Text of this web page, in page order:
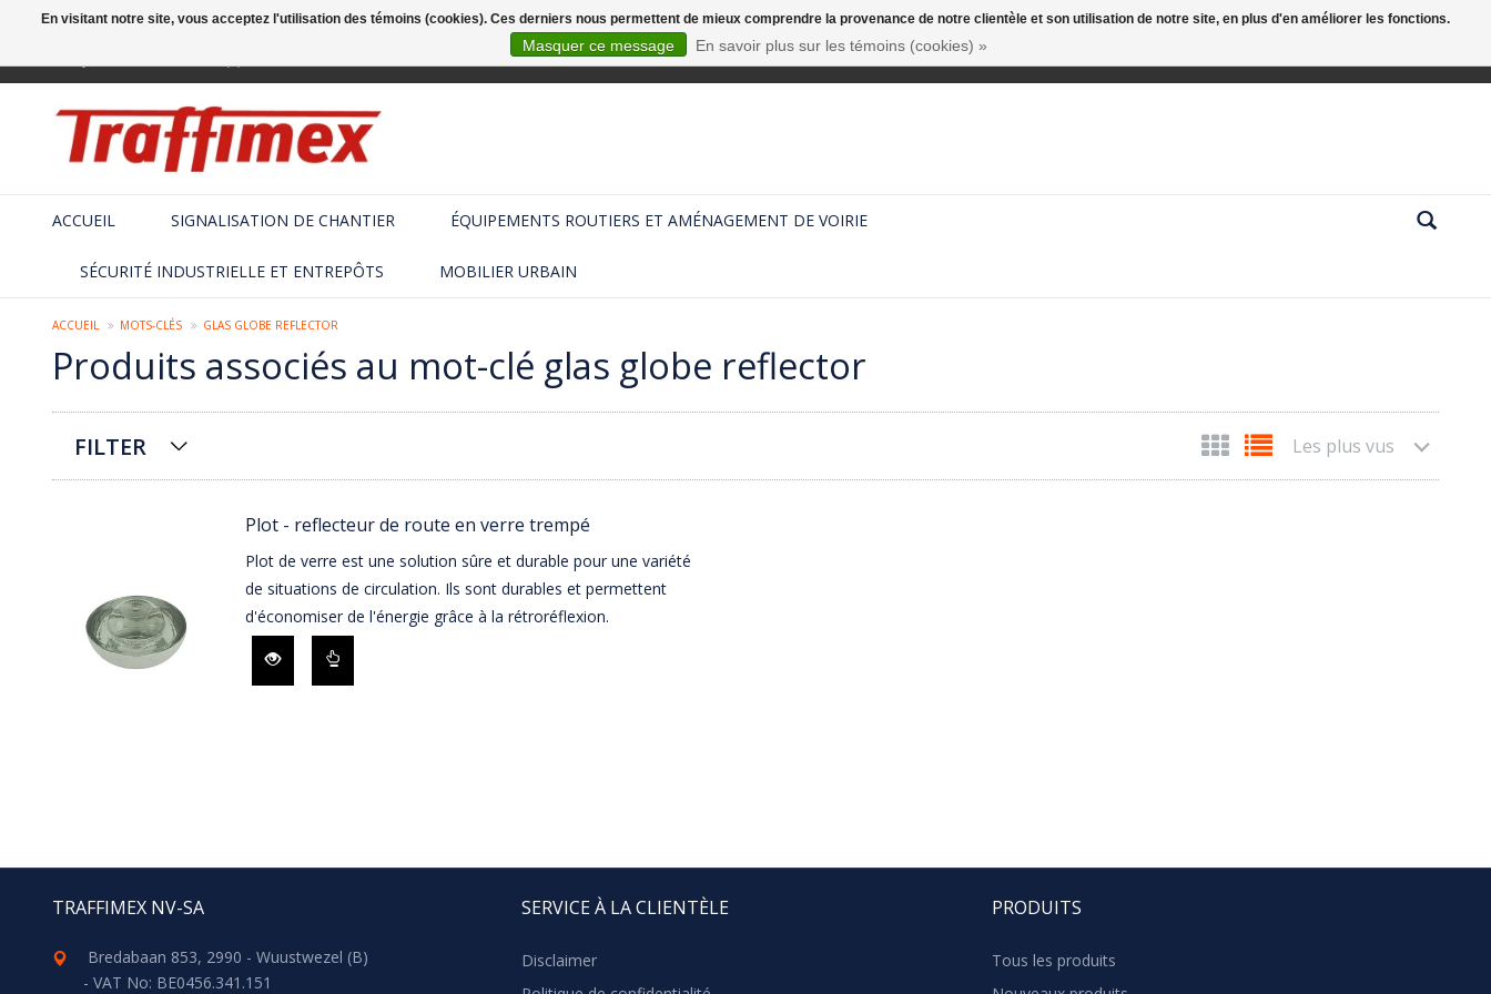
ACCUEIL SIGNALISATION DE CHANTIER ÉQUIPEMENTS ROUTIERS ET AMÉNAGEMENT DE VOIRIE
SÉCURITÉ INDUSTRIELLE ET ENTREPÔTS MOBILIER URBAIN
ACCUEIL MOTS-CLÉS GLAS GLOBE REFLECTOR
Produits associés au mot-clé glas globe reflector
FILTER Les plus vus
Plot - reflecteur de route en verre trempé
Plot de verre est une solution sûre et durable pour une variété
de situations de circulation. Ils sont durables et permettent
d'économiser de l'énergie grâce à la rétroréflexion.
TRAFFIMEX NV-SA
Bredabaan 853, 2990 - Wuustwezel (B)
- VAT No: BE0456.341.151
SERVICE À LA CLIENTÈLE
Disclaimer
PRODUITS
Tous les produits
En visitant notre site, vous acceptez l'utilisation des témoins (cookies). Ces derniers nous permettent de mieux comprendre la provenance de notre clientèle et son utilisation de notre site, en plus d'en améliorer les fonctions.
Masquer ce message En savoir plus sur les témoins (cookies) »